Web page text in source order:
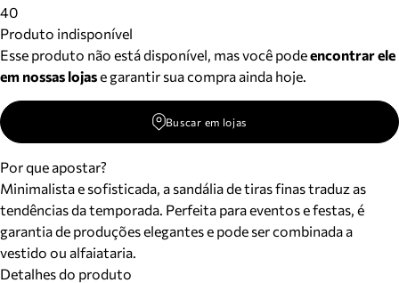
40
Produto indisponível
Esse produto não está disponível, mas você podeencontrar ele
em nossas lojase garantir sua compra ainda hoje.
Buscar em lojas
Por que apostar?
Minimalista e sofisticada, a sandália de tiras finas traduz as
tendências da temporada. Perfeita para eventos e festas, é
garantia de produções elegantes e pode ser combinada a
vestido ou alfaiataria.
Detalhes do produto